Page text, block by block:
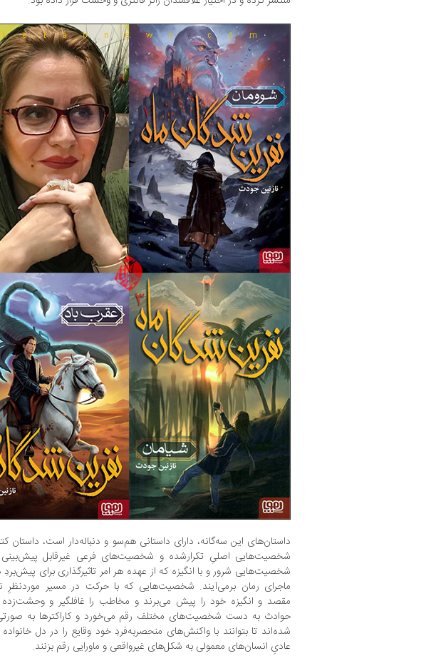
داستان‌های این سه‌گانه، دارای داستانی هم‌سو و دنباله‌دار است، داستان
شخصیت‌هایی اصلیِ تکرارشده و شخصیت‌های فرعی غیرقابل
شخصیت‌هایی شرور و با انگیزه که از عهده‌ هر امر تاثیرگذاری برای پیش‌بردِ
ماجرای رمان برمی‌آیند. شخصیت‌هایی که با حرکت در مسیر موردنظرِ
مقصد و انگیزه خود را پیش می‌برند و مخاطب را غافلگیر و وحشت‌زده
حوادث به دست شخصیت‌های مختلف رقم می‌خورد و کاراکترها به
شده‌اند تا بتوانند با واکنش‌های منحصر‌به‌فردِ خود وقایع را در دل
عادیِ انسان‌های معمولی به شکل‌های غیرواقعی و ماورایی رقم بزنند.